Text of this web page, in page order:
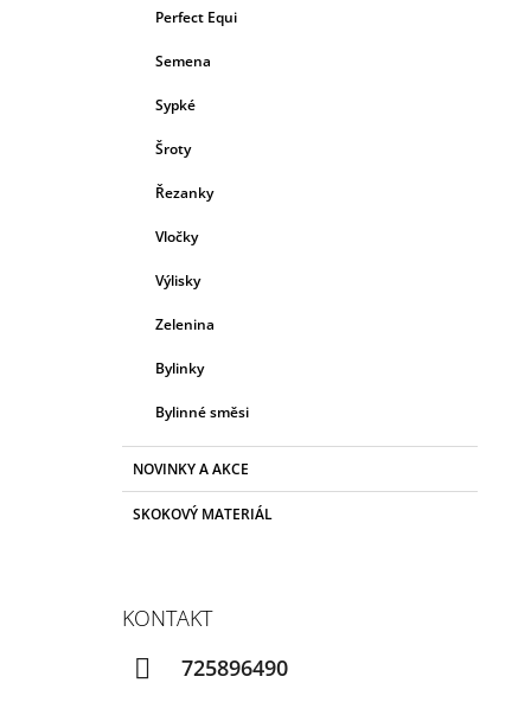
Perfect Equi
Semena
Sypké
Šroty
Řezanky
Vločky
Výlisky
Zelenina
Bylinky
Bylinné směsi
NOVINKY A AKCE
SKOKOVÝ MATERIÁL
KONTAKT
725896490